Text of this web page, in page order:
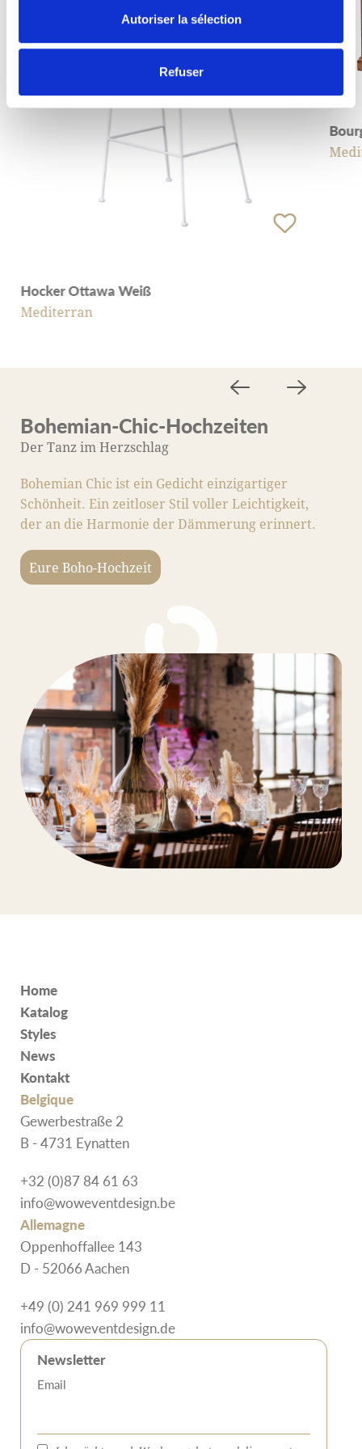
Autoriser la sélection
Refuser
Hocker Ottawa Weiß
Mediterran
Bohemian-Chic-Hochzeiten
Der Tanz im Herzschlag
Bohemian Chic ist ein Gedicht einzigartiger
Schönheit. Ein zeitloser Stil voller Leichtigkeit,
der an die Harmonie der Dämmerung erinnert.
Eure Boho-Hochzeit
Home
Katalog
Styles
News
Kontakt
Belgique
Gewerbestraße 2
B - 4731 Eynatten
+32 (0)87 84 61 63
info@woweventdesign.be
Allemagne
Oppenhoffallee 143
D - 52066 Aachen
+49 (0) 241 969 999 11
info@woweventdesign.de
Newsletter
Email